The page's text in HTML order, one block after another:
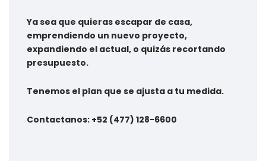
Ya sea que quieras escapar de casa,
emprendiendo un nuevo proyecto,
expandiendo el actual, o quizás recortando
presupuesto.
Tenemos el plan que se ajusta a tu medida.
Contactanos: +52 (477) 128-6600